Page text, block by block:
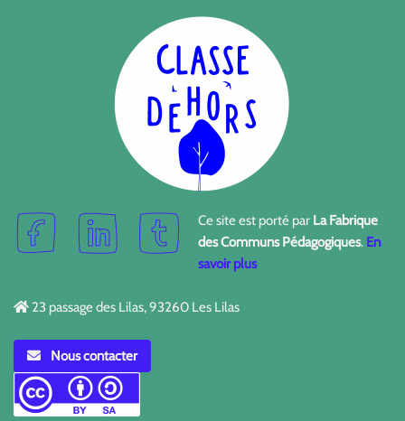
Ce site est porté par La Fabrique
des Communs Pédagogiques. En
savoir plus
23 passage des Lilas, 93260 Les Lilas
Nous contacter